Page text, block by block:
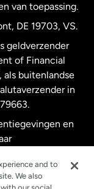
van toepassing.
DE 19703, VS.
geldverzender
of Financial
als buitenlandse
in
en
and to
We also